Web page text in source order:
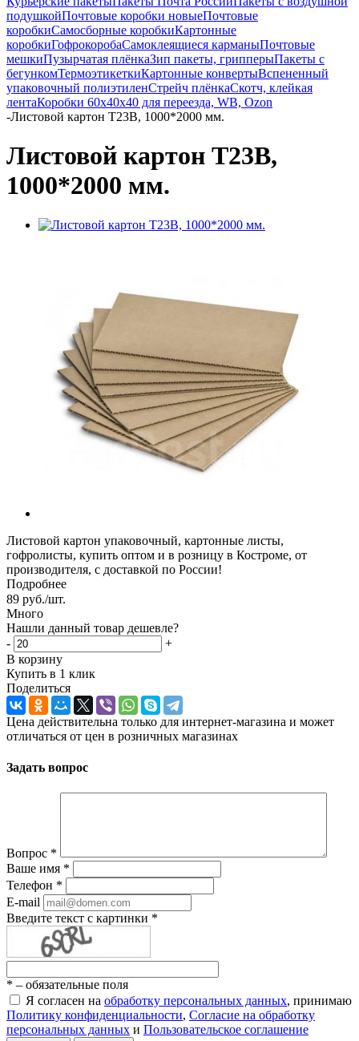
подушкойПочтовые коробки новыеПочтовые
коробкиСамосборные коробкиКартонные
коробкиГофрокоробаСамоклеящиеся карманыПочтовые
мешкиПузырчатая плёнкаЗип пакеты, грипперыПакеты с
бегункомТермоэтикеткиКартонные конвертыВспененный
упаковочный полиэтиленСтрейч плёнкаСкотч, клейкая
лентаКоробки 60х40х40 для переезда, WB, Ozon
-Листовой картон Т23В, 1000*2000 мм.
Листовой картон Т23В,
1000*2000 мм.
Листовой картон упаковочный, картонные листы,
гофролисты, купить оптом и в розницу в Костроме, от
производителя, с доставкой по России!
Подробнее
89 руб./шт.
Много
Нашли данный товар дешевле?
-
+
В корзину
Купить в 1 клик
Поделиться
Цена действительна только для интернет-магазина и может
отличаться от цен в розничных магазинах
Задать вопрос
Вопрос *
Ваше имя *
Телефон *
E-mail
Введите текст с картинки *
* – обязательные поля
Я согласен на обработку персональных данных, принимаю
Политику конфиденциальности, Согласие на обработку
персональных данных и Пользовательское соглашение